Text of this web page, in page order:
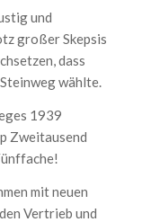
und
großer Skepsis
dass
wählte.
1939
Zweitausend
mit neuen
Vertrieb und